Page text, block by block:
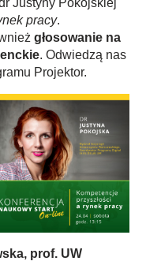
Justyny Pokojskiej
pracy.
głosowanie na
. Odwiedzą nas
Projektor.
prof. UW